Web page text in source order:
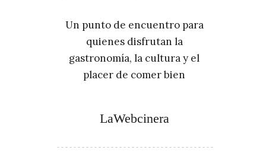
Un punto de encuentro para
quienes disfrutan la
gastronomía, la cultura y el
placer de comer bien
LaWebcinera